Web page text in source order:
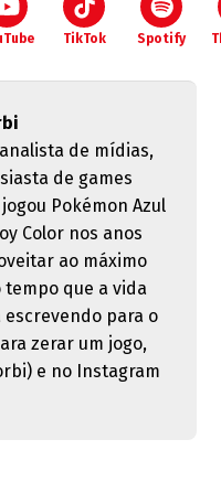
TikTok Spotify
de mídias,
de games
Pokémon Azul
Color nos anos
ao máximo
que a vida
para o
zerar um jogo,
e no Instagram